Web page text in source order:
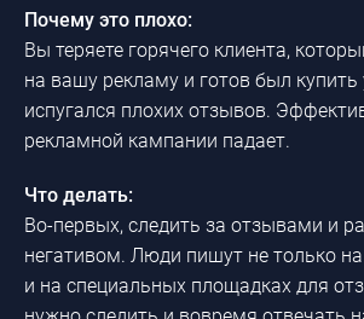
Почему это плохо:
Вы теряете горячего клиента,
на вашу рекламу и готов был купить
испугался плохих отзывов.
рекламной кампании падает.
Что делать:
Во-первых, следить за отзывами и
негативом. Люди пишут не только
и на специальных площадках для